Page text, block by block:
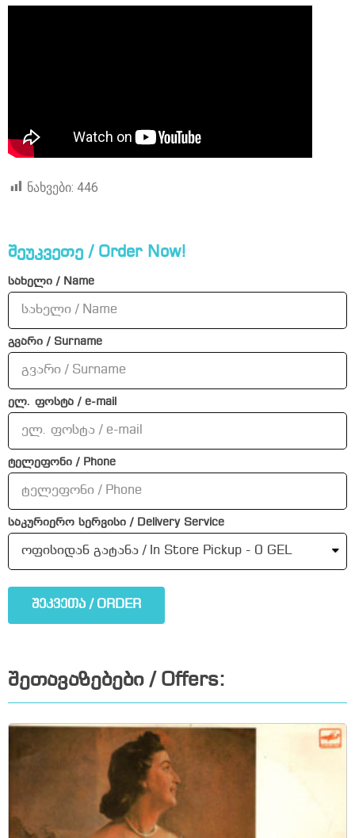
ნახვები: 446
შეუკვეთე / Order Now!
სახელი / Name
გვარი / Surname
ელ. ფოსტა / e-mail
ტელეფონი / Phone
საკურიერო სერვისი / Delivery Service
შეკვეთა / ORDER
შეთავაზებები / Offers: